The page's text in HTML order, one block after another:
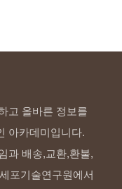
고 올바른 정보를
아카데미입니다.
과 배송,교환,환불,
포기술연구원에서